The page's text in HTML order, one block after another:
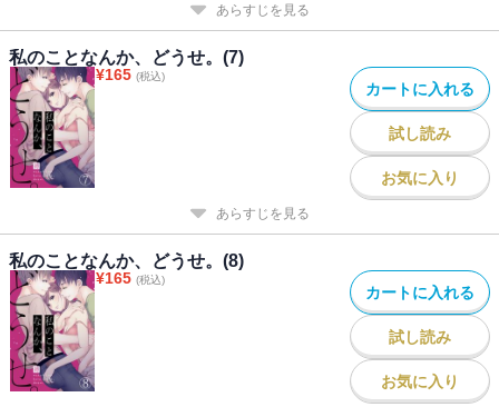
あらすじを見る
私のことなんか、どうせ。(7)
¥165 (税込)
カートに入れる
試し読み
お気に入り
あらすじを見る
私のことなんか、どうせ。(8)
¥165 (税込)
カートに入れる
試し読み
お気に入り